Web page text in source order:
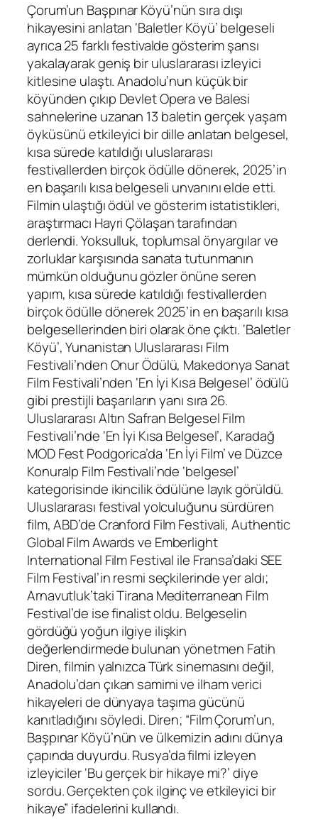
Çorum’un Başpınar Köyü’nün sıra dışı
hikayesini anlatan ‘Baletler Köyü’ belgeseli
ayrıca 25 farklı festivalde gösterim şansı
yakalayarak geniş bir uluslararası izleyici
kitlesine ulaştı. Anadolu’nun küçük bir
köyünden çıkıp Devlet Opera ve Balesi
sahnelerine uzanan 13 baletin gerçek yaşam
öyküsünü etkileyici bir dille anlatan belgesel,
kısa sürede katıldığı uluslararası
festivallerden birçok ödülle dönerek, 2025’in
en başarılı kısa belgeseli unvanını elde etti.
Filmin ulaştığı ödül ve gösterim istatistikleri,
araştırmacı Hayri Çölaşan tarafından
derlendi. Yoksulluk, toplumsal önyargılar ve
zorluklar karşısında sanata tutunmanın
mümkün olduğunu gözler önüne seren
yapım, kısa sürede katıldığı festivallerden
birçok ödülle dönerek 2025’in en başarılı kısa
belgesellerinden biri olarak öne çıktı. ‘Baletler
Köyü’, Yunanistan Uluslararası Film
Festivali’nden Onur Ödülü, Makedonya Sanat
Film Festivali’nden ‘En İyi Kısa Belgesel’ ödülü
gibi prestijli başarıların yanı sıra 26.
Uluslararası Altın Safran Belgesel Film
Festivali’nde ‘En İyi Kısa Belgesel’, Karadağ
MOD Fest Podgorica’da ‘En İyi Film’ ve Düzce
Konuralp Film Festivali’nde ‘belgesel’
kategorisinde ikincilik ödülüne layık görüldü.
Uluslararası festival yolculuğunu sürdüren
film, ABD’de Cranford Film Festivali, Authentic
Global Film Awards ve Emberlight
International Film Festival ile Fransa’daki SEE
Film Festival’in resmi seçkilerinde yer aldı;
Arnavutluk’taki Tirana Mediterranean Film
Festival’de ise finalist oldu. Belgeselin
gördüğü yoğun ilgiye ilişkin
değerlendirmede bulunan yönetmen Fatih
Diren, filmin yalnızca Türk sinemasını değil,
Anadolu’dan çıkan samimi ve ilham verici
hikayeleri de dünyaya taşıma gücünü
kanıtladığını söyledi. Diren; “Film Çorum’un,
Başpınar Köyü’nün ve ülkemizin adını dünya
çapında duyurdu. Rusya’da filmi izleyen
izleyiciler ‘Bu gerçek bir hikaye mi?’ diye
sordu. Gerçekten çok ilginç ve etkileyici bir
hikaye” ifadelerini kullandı.